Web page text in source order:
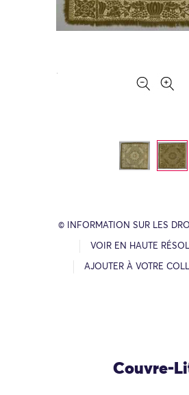
© INFORMATION SUR LES
VOIR EN HAUTE
AJOUTER À VOTRE
Couvre-